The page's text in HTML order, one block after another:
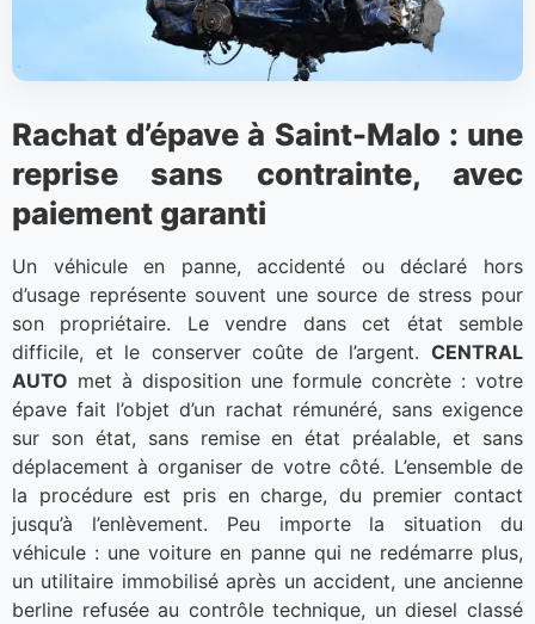
Rachat d’épave à Saint-Malo : une
reprise sans contrainte, avec
paiement garanti
Un véhicule en panne, accidenté ou déclaré hors
d’usage représente souvent une source de stress pour
son propriétaire. Le vendre dans cet état semble
difficile, et le conserver coûte de l’argent. CENTRAL
AUTO met à disposition une formule concrète : votre
épave fait l’objet d’un rachat rémunéré, sans exigence
sur son état, sans remise en état préalable, et sans
déplacement à organiser de votre côté. L’ensemble de
la procédure est pris en charge, du premier contact
jusqu’à l’enlèvement. Peu importe la situation du
véhicule : une voiture en panne qui ne redémarre plus,
un utilitaire immobilisé après un accident, une ancienne
berline refusée au contrôle technique, un diesel classé